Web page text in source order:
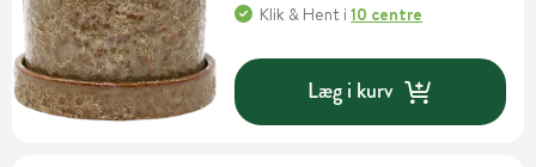
Klik & Hent i10 centre
Læg i kurv